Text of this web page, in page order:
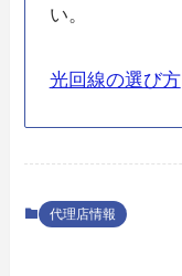
い。
光回線の選び方
代理店情報